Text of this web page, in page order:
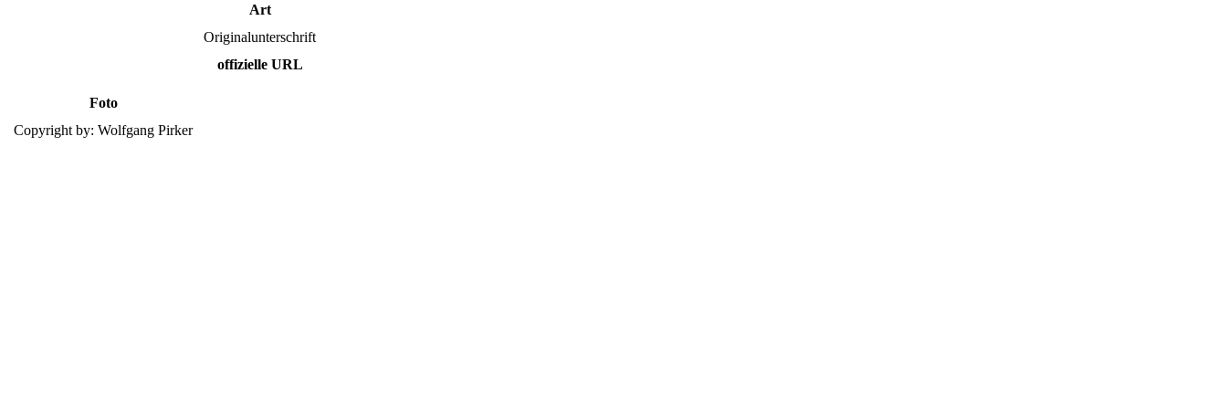
Art
Originalunterschrift
offizielle URL
Foto
Copyright by: Wolfgang Pirker